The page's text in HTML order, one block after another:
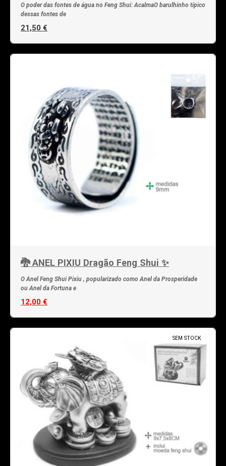
O poder das fontes de água no Feng Shui: AcalmaO barulhinho típico
dessas fontes de
21,50 €
🐉 ANEL PIXIU Dragão Feng Shui ✨
O Anel Feng Shui Pixiu , popularizado como Anel da Prosperidade
ou Anel da Fortuna e
12,00 €
SEM STOCK